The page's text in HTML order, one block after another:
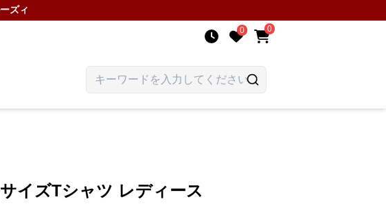
ズィ
0 0
イズTシャツ レディース